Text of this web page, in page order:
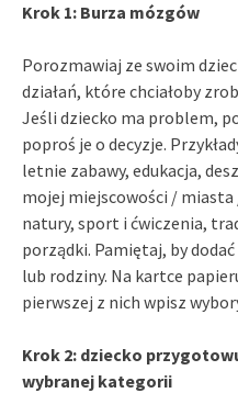
Krok 1: Burza mózgów
Porozmawiaj ze swoim
działań, które chciałoby
Jeśli dziecko ma problem,
poproś je o decyzje.
letnie zabawy, edukacja,
mojej miejscowości / miasta
natury, sport i ćwiczenia,
porządki. Pamiętaj, by
lub rodziny. Na kartce
pierwszej z nich wpisz
Krok 2: dziecko
wybranej kategorii